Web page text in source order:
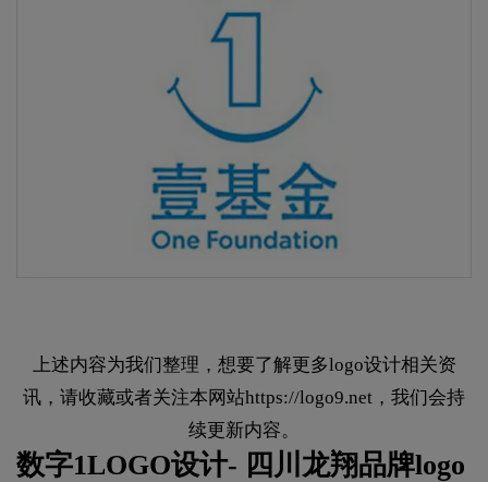
上述内容为我们整理，想要了解更多logo设计相关资
讯，请收藏或者关注本网站https://logo9.net ，我们会持
续更新内容。
数字1LOGO设计- 四川龙翔品牌logo